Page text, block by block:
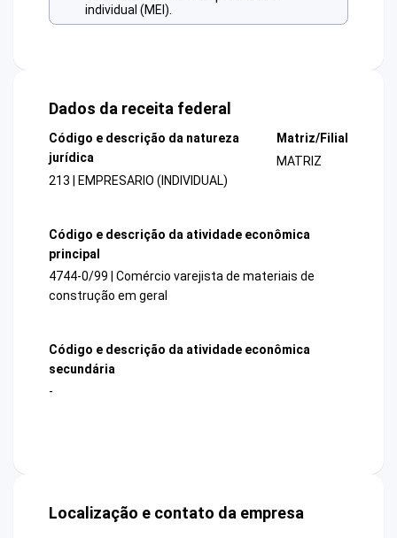
individual (MEI).
Dados da receita federal
Código e descrição da natureza
jurídica
213 | EMPRESARIO (INDIVIDUAL)
Matriz/Filial
MATRIZ
Código e descrição da atividade econômica
principal
4744-0/99 | Comércio varejista de materiais de
construção em geral
Código e descrição da atividade econômica
secundária
-
Localização e contato da empresa